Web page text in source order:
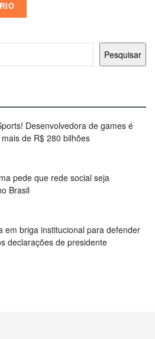
Pesquisar
Desenvolvedora de games é
de R$ 280 bilhões
pede que rede social seja
Brasil
em briga institucional para defender
declarações de presidente